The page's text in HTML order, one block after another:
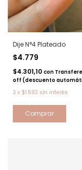
Dije N°4 Plateado
$4.779
$4.301,10 con
off (descuento
3 x $1.593 sin interés